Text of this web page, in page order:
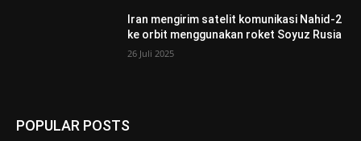
Iran mengirim satelit komunikasi Nahid-2
ke orbit menggunakan roket Soyuz Rusia
26 Juli 2025
POPULAR POSTS